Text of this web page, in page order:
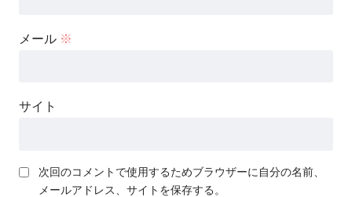
メール ※
サイト
次回のコメントで使用するためブラウザーに自分の名前、
メールアドレス、サイトを保存する。